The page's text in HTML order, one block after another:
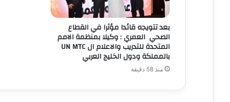
بعد تتويجه قائدا مؤثرا في القطاع
الصحي العمري : وكيلا بمنظمة الامم
المتحدة للتدريب والاعلام ال UN MTC
بالمملكة ودول الخليج العربي
منذ 58 دقيقة